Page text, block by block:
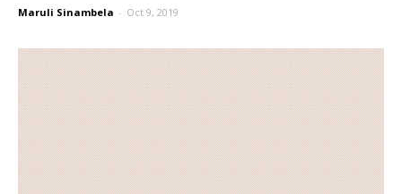
Maruli Sinambela - Oct 9, 2019